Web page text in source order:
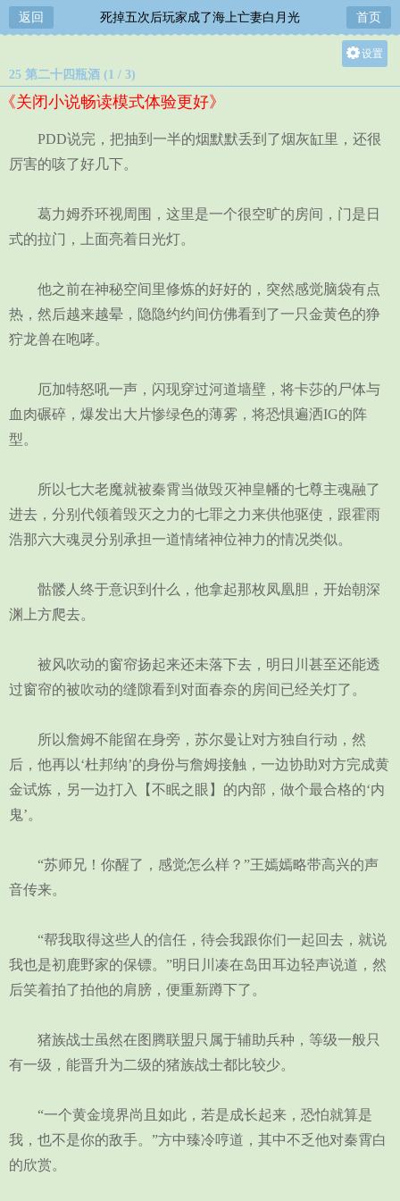
返回 死掉五次后玩家成了海上亡妻白月光 首页
设置
中
25 第二十四瓶酒 (1 / 3)
《关闭小说畅读模式体验更好》
PDD说完，把抽到一半的烟默默丢到了烟灰缸里，还很
厉害的咳了好几下。
葛力姆乔环视周围，这里是一个很空旷的房间，门是日
式的拉门，上面亮着日光灯。
他之前在神秘空间里修炼的好好的，突然感觉脑袋有点
热，然后越来越晕，隐隐约约间仿佛看到了一只金黄色的狰
狞龙兽在咆哮。
厄加特怒吼一声，闪现穿过河道墙壁，将卡莎的尸体与
血肉碾碎，爆发出大片惨绿色的薄雾，将恐惧遍洒IG的阵
型。
所以七大老魔就被秦霄当做毁灭神皇幡的七尊主魂融了
进去，分别代领着毁灭之力的七罪之力来供他驱使，跟霍雨
浩那六大魂灵分别承担一道情绪神位神力的情况类似。
骷髅人终于意识到什么，他拿起那枚凤凰胆，开始朝深
渊上方爬去。
被风吹动的窗帘扬起来还未落下去，明日川甚至还能透
过窗帘的被吹动的缝隙看到对面春奈的房间已经关灯了。
所以詹姆不能留在身旁，苏尔曼让对方独自行动，然
后，他再以‘杜邦纳’的身份与詹姆接触，一边协助对方完成黄
金试炼，另一边打入【不眠之眼】的内部，做个最合格的‘内
鬼’。
“苏师兄！你醒了，感觉怎么样？”王嫣嫣略带高兴的声
音传来。
“帮我取得这些人的信任，待会我跟你们一起回去，就说
我也是初鹿野家的保镖。”明日川凑在岛田耳边轻声说道，然
后笑着拍了拍他的肩膀，便重新蹲下了。
猪族战士虽然在图腾联盟只属于辅助兵种，等级一般只
有一级，能晋升为二级的猪族战士都比较少。
“一个黄金境界尚且如此，若是成长起来，恐怕就算是
我，也不是你的敌手。”方中臻冷哼道，其中不乏他对秦霄白
的欣赏。